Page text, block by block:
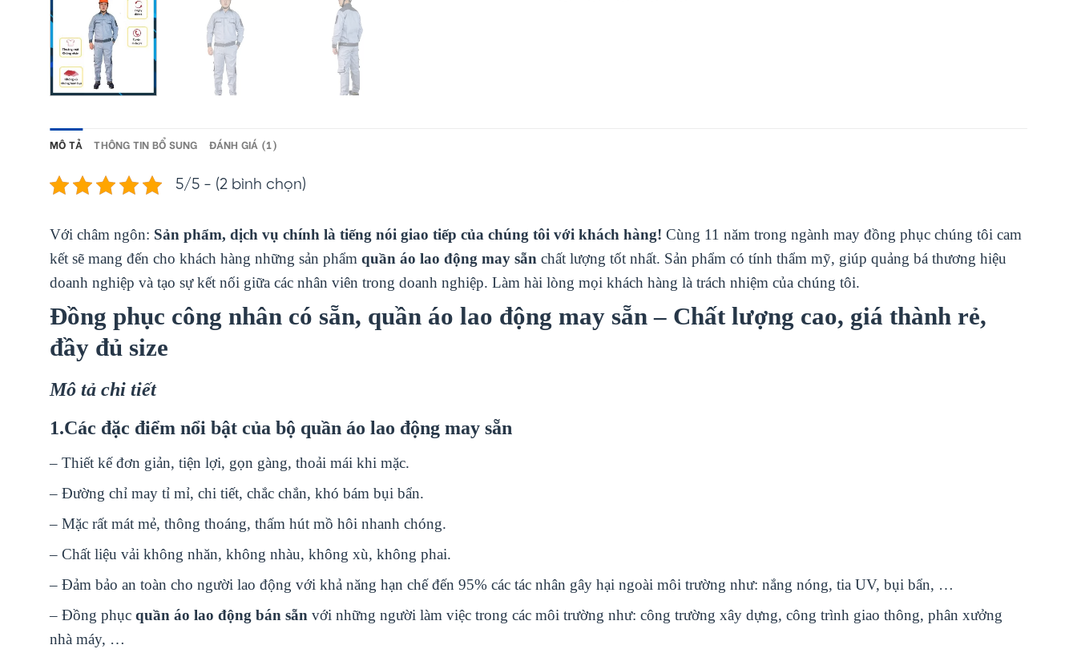
MÔ TẢ THÔNG TIN BỔ SUNG ĐÁNH GIÁ (1)
5/5 - (2 bình chọn)
Với châm ngôn: Sản phẩm, dịch vụ chính là tiếng nói giao tiếp của chúng tôi với khách hàng! Cùng 11 năm trong ngành may đồng phục chúng tôi cam
kết sẽ mang đến cho khách hàng những sản phẩm quần áo lao động may sẵn chất lượng tốt nhất. Sản phẩm có tính thẩm mỹ, giúp quảng bá thương hiệu
doanh nghiệp và tạo sự kết nối giữa các nhân viên trong doanh nghiệp. Làm hài lòng mọi khách hàng là trách nhiệm của chúng tôi.
Đồng phục công nhân có sẵn, quần áo lao động may sẵn – Chất lượng cao, giá thành rẻ,
đầy đủ size
Mô tả chi tiết
1.Các đặc điểm nổi bật của bộ quần áo lao động may sẵn
– Thiết kế đơn giản, tiện lợi, gọn gàng, thoải mái khi mặc.
– Đường chỉ may tỉ mỉ, chi tiết, chắc chắn, khó bám bụi bẩn.
– Mặc rất mát mẻ, thông thoáng, thấm hút mồ hôi nhanh chóng.
– Chất liệu vải không nhăn, không nhàu, không xù, không phai.
– Đảm bảo an toàn cho người lao động với khả năng hạn chế đến 95% các tác nhân gây hại ngoài môi trường như: nắng nóng, tia UV, bụi bẩn, …
– Đồng phục quần áo lao động bán sẵn với những người làm việc trong các môi trường như: công trường xây dựng, công trình giao thông, phân xưởng
nhà máy, …